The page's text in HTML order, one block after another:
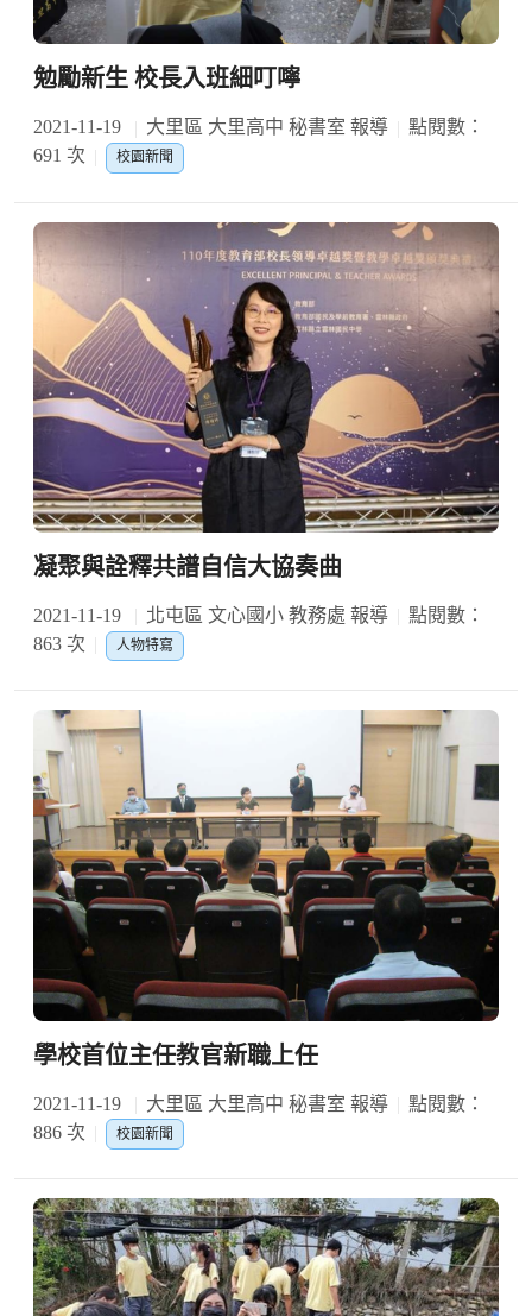
勉勵新生 校長入班細叮嚀
2021-11-19 大里區 大里高中 秘書室 報導
點閱數：
691 次
校園新聞
凝聚與詮釋共譜自信大協奏曲
2021-11-19 北屯區 文心國小 教務處 報導
點閱數：
863 次
人物特寫
學校首位主任教官新職上任
2021-11-19 大里區 大里高中 秘書室 報導
點閱數：
886 次
校園新聞